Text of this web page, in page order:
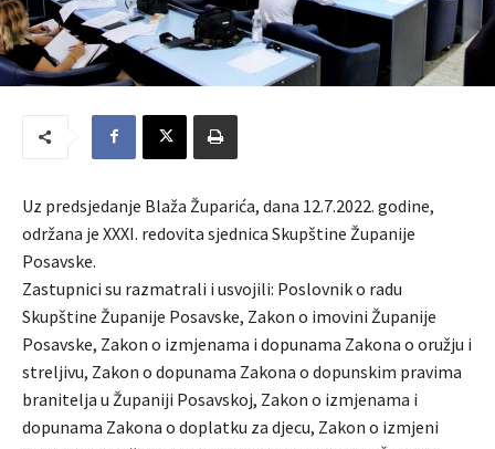
Uz predsjedanje Blaža Župarića, dana 12.7.2022. godine,
održana je XXXI. redovita sjednica Skupštine Županije
Posavske.
Zastupnici su razmatrali i usvojili: Poslovnik o radu
Skupštine Županije Posavske, Zakon o imovini Županije
Posavske, Zakon o izmjenama i dopunama Zakona o oružju i
streljivu, Zakon o dopunama Zakona o dopunskim pravima
branitelja u Županiji Posavskoj, Zakon o izmjenama i
dopunama Zakona o doplatku za djecu, Zakon o izmjeni